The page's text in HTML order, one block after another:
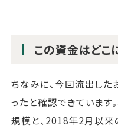
この資金はどこ
ちなみに、今回流出した
ったと確認できています
規模と、2018年2月以来